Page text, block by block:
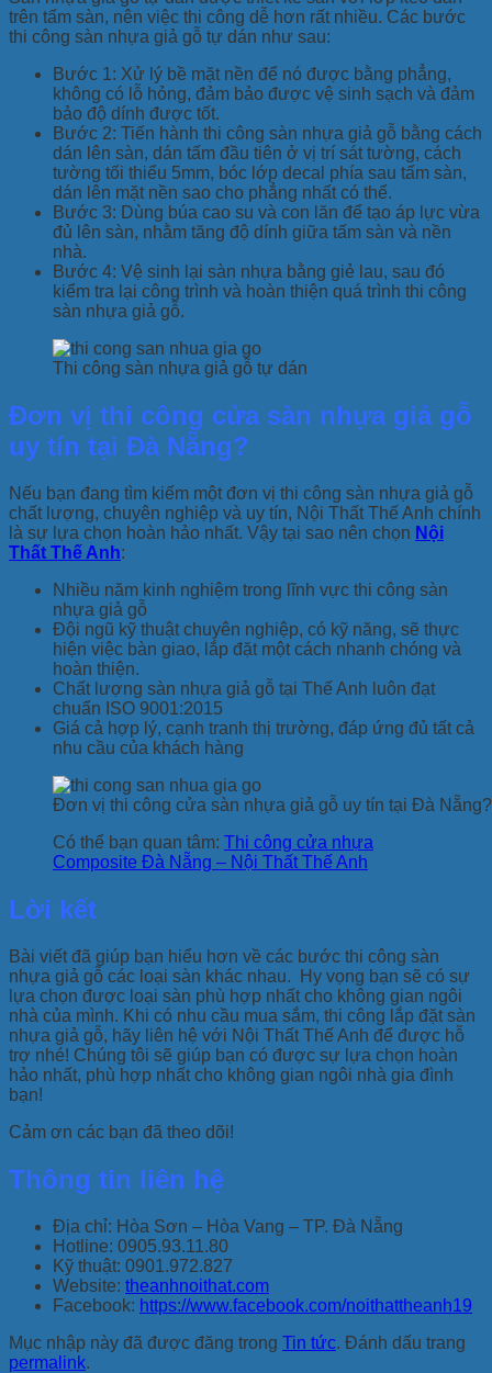
trên tấm sàn, nên việc thi công dễ hơn rất nhiều. Các bước
thi công sàn nhựa giả gỗ tự dán như sau:
Bước 1: Xử lý bề mặt nền để nó được bằng phẳng,
không có lỗ hỏng, đảm bảo được vệ sinh sạch và đảm
bảo độ dính được tốt.
Bước 2: Tiến hành thi công sàn nhựa giả gỗ bằng cách
dán lên sàn, dán tấm đầu tiên ở vị trí sát tường, cách
tường tối thiểu 5mm, bóc lớp decal phía sau tấm sàn,
dán lên mặt nền sao cho phẳng nhất có thể.
Bước 3: Dùng búa cao su và con lăn để tạo áp lực vừa
đủ lên sàn, nhằm tăng độ dính giữa tấm sàn và nền
nhà.
Bước 4: Vệ sinh lại sàn nhựa bằng giẻ lau, sau đó
kiểm tra lại công trình và hoàn thiện quá trình thi công
sàn nhựa giả gỗ.
Thi công sàn nhựa giả gỗ tự dán
Đơn vị thi công cửa sàn nhựa giả gỗ
uy tín tại Đà Nẵng?
Nếu bạn đang tìm kiếm một đơn vị thi công sàn nhựa giả gỗ
chất lượng, chuyên nghiệp và uy tín, Nội Thất Thế Anh chính
là sự lựa chọn hoàn hảo nhất. Vậy tại sao nên chọn Nội
Thất Thế Anh:
Nhiều năm kinh nghiệm trong lĩnh vực thi công sàn
nhựa giả gỗ
Đội ngũ kỹ thuật chuyên nghiệp, có kỹ năng, sẽ thực
hiện việc bàn giao, lắp đặt một cách nhanh chóng và
hoàn thiện.
Chất lượng sàn nhựa giả gỗ tại Thế Anh luôn đạt
chuẩn ISO 9001:2015
Giá cả hợp lý, cạnh tranh thị trường, đáp ứng đủ tất cả
nhu cầu của khách hàng
Đơn vị thi công cửa sàn nhựa giả gỗ uy tín tại Đà Nẵng?
Có thể bạn quan tâm: Thi công cửa nhựa
Composite Đà Nẵng – Nội Thất Thế Anh
Lời kết
Bài viết đã giúp bạn hiểu hơn về các bước thi công sàn
nhựa giả gỗ các loại sàn khác nhau. Hy vọng bạn sẽ có sự
lựa chọn được loại sàn phù hợp nhất cho không gian ngôi
nhà của mình. Khi có nhu cầu mua sắm, thi công lắp đặt sàn
nhựa giả gỗ, hãy liên hệ với Nội Thất Thế Anh để được hỗ
trợ nhé! Chúng tôi sẽ giúp bạn có được sự lựa chọn hoàn
hảo nhất, phù hợp nhất cho không gian ngôi nhà gia đình
bạn!
Cảm ơn các bạn đã theo dõi!
Thông tin liên hệ
Địa chỉ: Hòa Sơn – Hòa Vang – TP. Đà Nẵng
Hotline: 0905.93.11.80
Kỹ thuật: 0901.972.827
Website: theanhnoithat.com
Facebook: https://www.facebook.com/noithattheanh19
Mục nhập này đã được đăng trong Tin tức. Đánh dấu trang
permalink.